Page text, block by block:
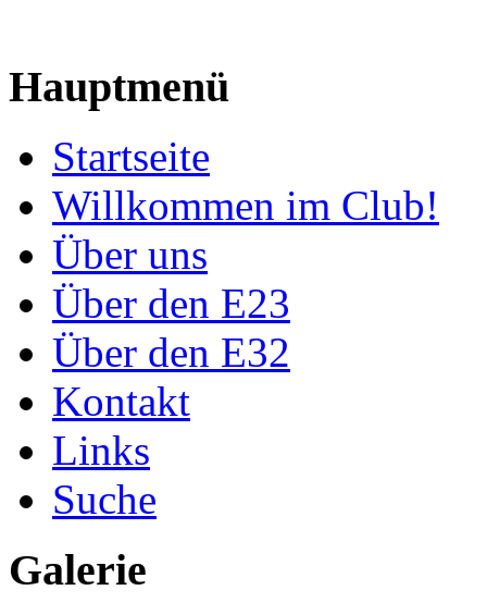
Hauptmenü
Startseite
Willkommen im Club!
Über uns
Über den E23
Über den E32
Kontakt
Links
Suche
Galerie